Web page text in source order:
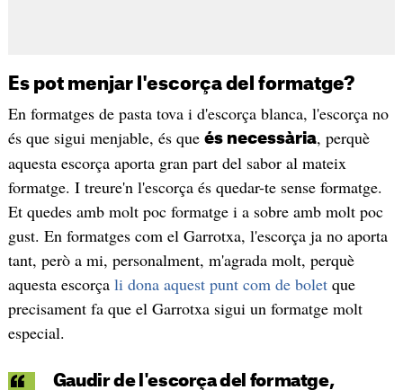
Es pot menjar l'escorça del formatge?
En formatges de pasta tova i d'escorça blanca, l'escorça no
és que sigui menjable, és que és necessària, perquè
aquesta escorça aporta gran part del sabor al mateix
formatge. I treure'n l'escorça és quedar-te sense formatge.
Et quedes amb molt poc formatge i a sobre amb molt poc
gust. En formatges com el Garrotxa, l'escorça ja no aporta
tant, però a mi, personalment, m'agrada molt, perquè
aquesta escorça li dona aquest punt com de boletque
precisament fa que el Garrotxa sigui un formatge molt
especial.
Gaudir de l'escorça del formatge,